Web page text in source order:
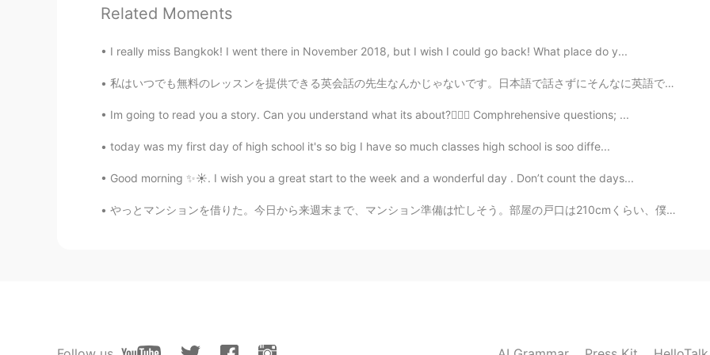
*彼氏は 料理者を勤めながらも
*昨日のテストは超簡単だった
。
*昨日のテストは超簡単だったか怪しい。
*何度かタバコを吸うのがやめてみたかった、でもなかなかしない。
*何度かタバコを吸うのがやめてみたかった、でもなかなか でき ない。
*日本のビールはアサヒなどキリンを読 みたいです。
*日本のビールはアサヒやキリンなど を飲 みたいです。
紅里寿 Chris крис
Related Moments
I really miss Bangkok! I went there in November 2018, but I wish I could go back! What place do y...
私はいつでも無料のレッスンを提供できる英会話の先生なんかじゃないです。日本語で話さずにそんなに英語でしか会話したくないなら、日本語の初心者とか真剣に日本語を勉強してない人に話しかけた方が良いと思...
Im going to read you a story. Can you understand what its about?🧚🏻‍♀️ Comphrehensive questions; ...
today was my first day of high school it's so big I have so much classes high school is soo diffe...
Good morning ✨☀️. I wish you a great start to the week and a wonderful day . Don’t count the days...
やっとマンションを借りた。今日から来週末まで、マンション準備は忙しそう。部屋の戸口は210cmくらい、僕は203cmだから本当に良かった！珍しいよね、そんなに高い戸口。玄関とシャワー室は195c...